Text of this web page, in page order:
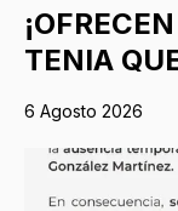
TENIA
6 Agosto 2026